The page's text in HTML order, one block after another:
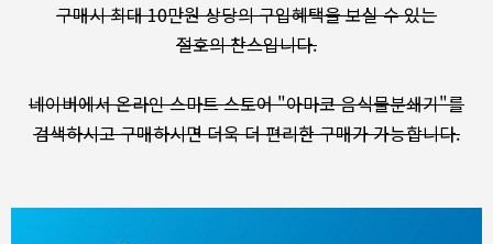
구매시 최대 10만원 상당의 구입혜택을 보실 수 있는
절호의 찬스입니다.
네이버에서 온라인 스마트 스토어 "아마코 음식물분쇄기"를
검색하시고 구매하시면 더욱 더 편리한 구매가 가능합니다.